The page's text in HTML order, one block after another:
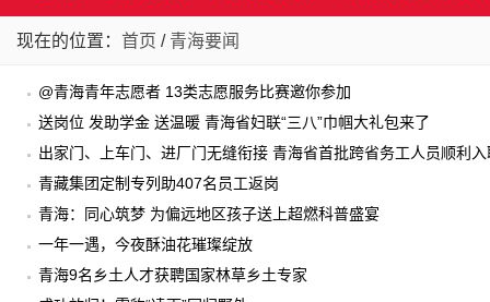
现在的位置： 首页 / 青海要闻
@青海青年志愿者 13类志愿服务比赛邀你参加
送岗位 发助学金 送温暖 青海省妇联“三八”巾帼大礼包来了
出家门、上车门、进厂门无缝衔接 青海省首批跨省务工人员顺利入
青藏集团定制专列助407名员工返岗
青海：同心筑梦 为偏远地区孩子送上超燃科普盛宴
一年一遇，今夜酥油花璀璨绽放
青海9名乡土人才获聘国家林草乡土专家